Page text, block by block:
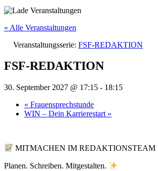
« Alle Veranstaltungen
Veranstaltungsserie: FSF-REDAKTION
FSF-REDAKTION
30. September 2027 @ 17:15 - 18:15
« Frauensprechstunde
WIN – Dein Karrierestart »
MITMACHEN IM REDAKTIONSTEAM
Planen. Schreiben. Mitgestalten.